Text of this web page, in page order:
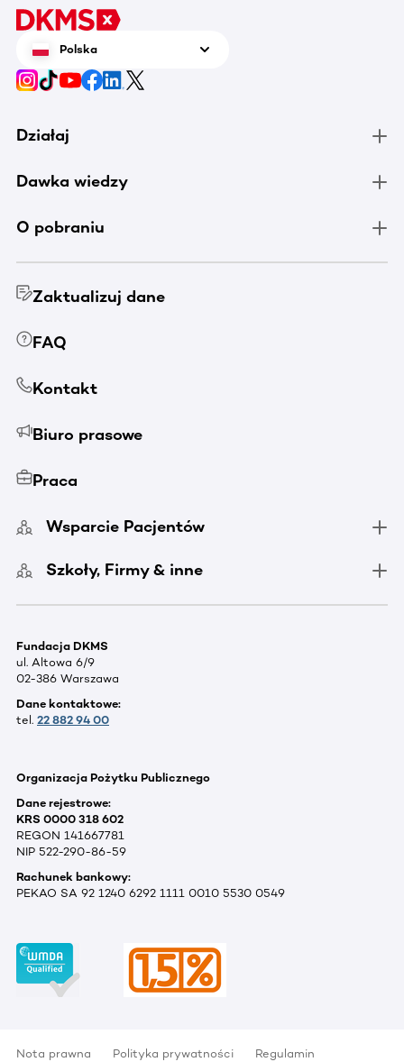
Polska
Działaj
Dawka wiedzy
O pobraniu
Zaktualizuj dane
FAQ
Kontakt
Biuro prasowe
Praca
Wsparcie Pacjentów
Szkoły, Firmy & inne
Fundacja DKMS
ul. Altowa 6/9
02-386 Warszawa
Dane kontaktowe:
tel. 22 882 94 00
Organizacja Pożytku Publicznego
Dane rejestrowe:
KRS 0000 318 602
REGON 141667781
NIP 522-290-86-59
Rachunek bankowy:
PEKAO SA 92 1240 6292 1111 0010 5530 0549
Nota prawna Polityka prywatności Regulamin